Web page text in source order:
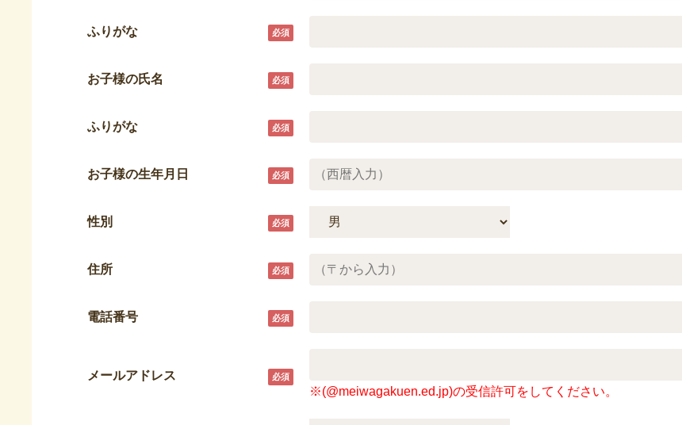
ふりがな
お子様の氏名
ふりがな
お子様の生年月日
性別
住所
電話番号
メールアドレス
※(@meiwagakuen.ed.jp)の受信許可をしてください。